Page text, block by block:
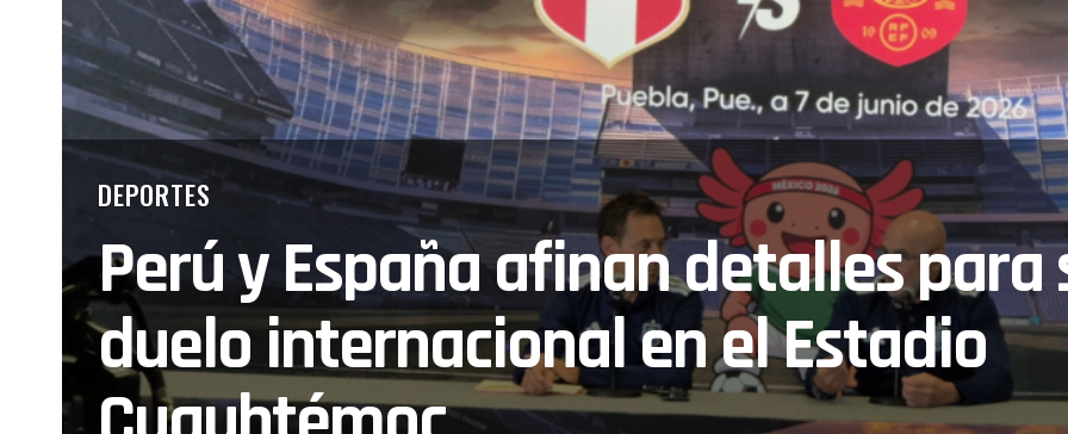
DEPORTES
Perú y España afinan detalles para
duelo internacional en el Estadio